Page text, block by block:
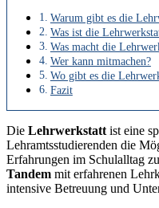
Warum gibt es die
Was ist die
Was macht die
Wer kann mitmachen?
Wo gibt es die
Fazit
Die Lehrwerkstatt ist eine
Lehramtsstudierenden die
Erfahrungen im Schulalltag
Tandem mit erfahrenen
intensive Betreuung und